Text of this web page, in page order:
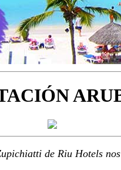
de Riu Hotels